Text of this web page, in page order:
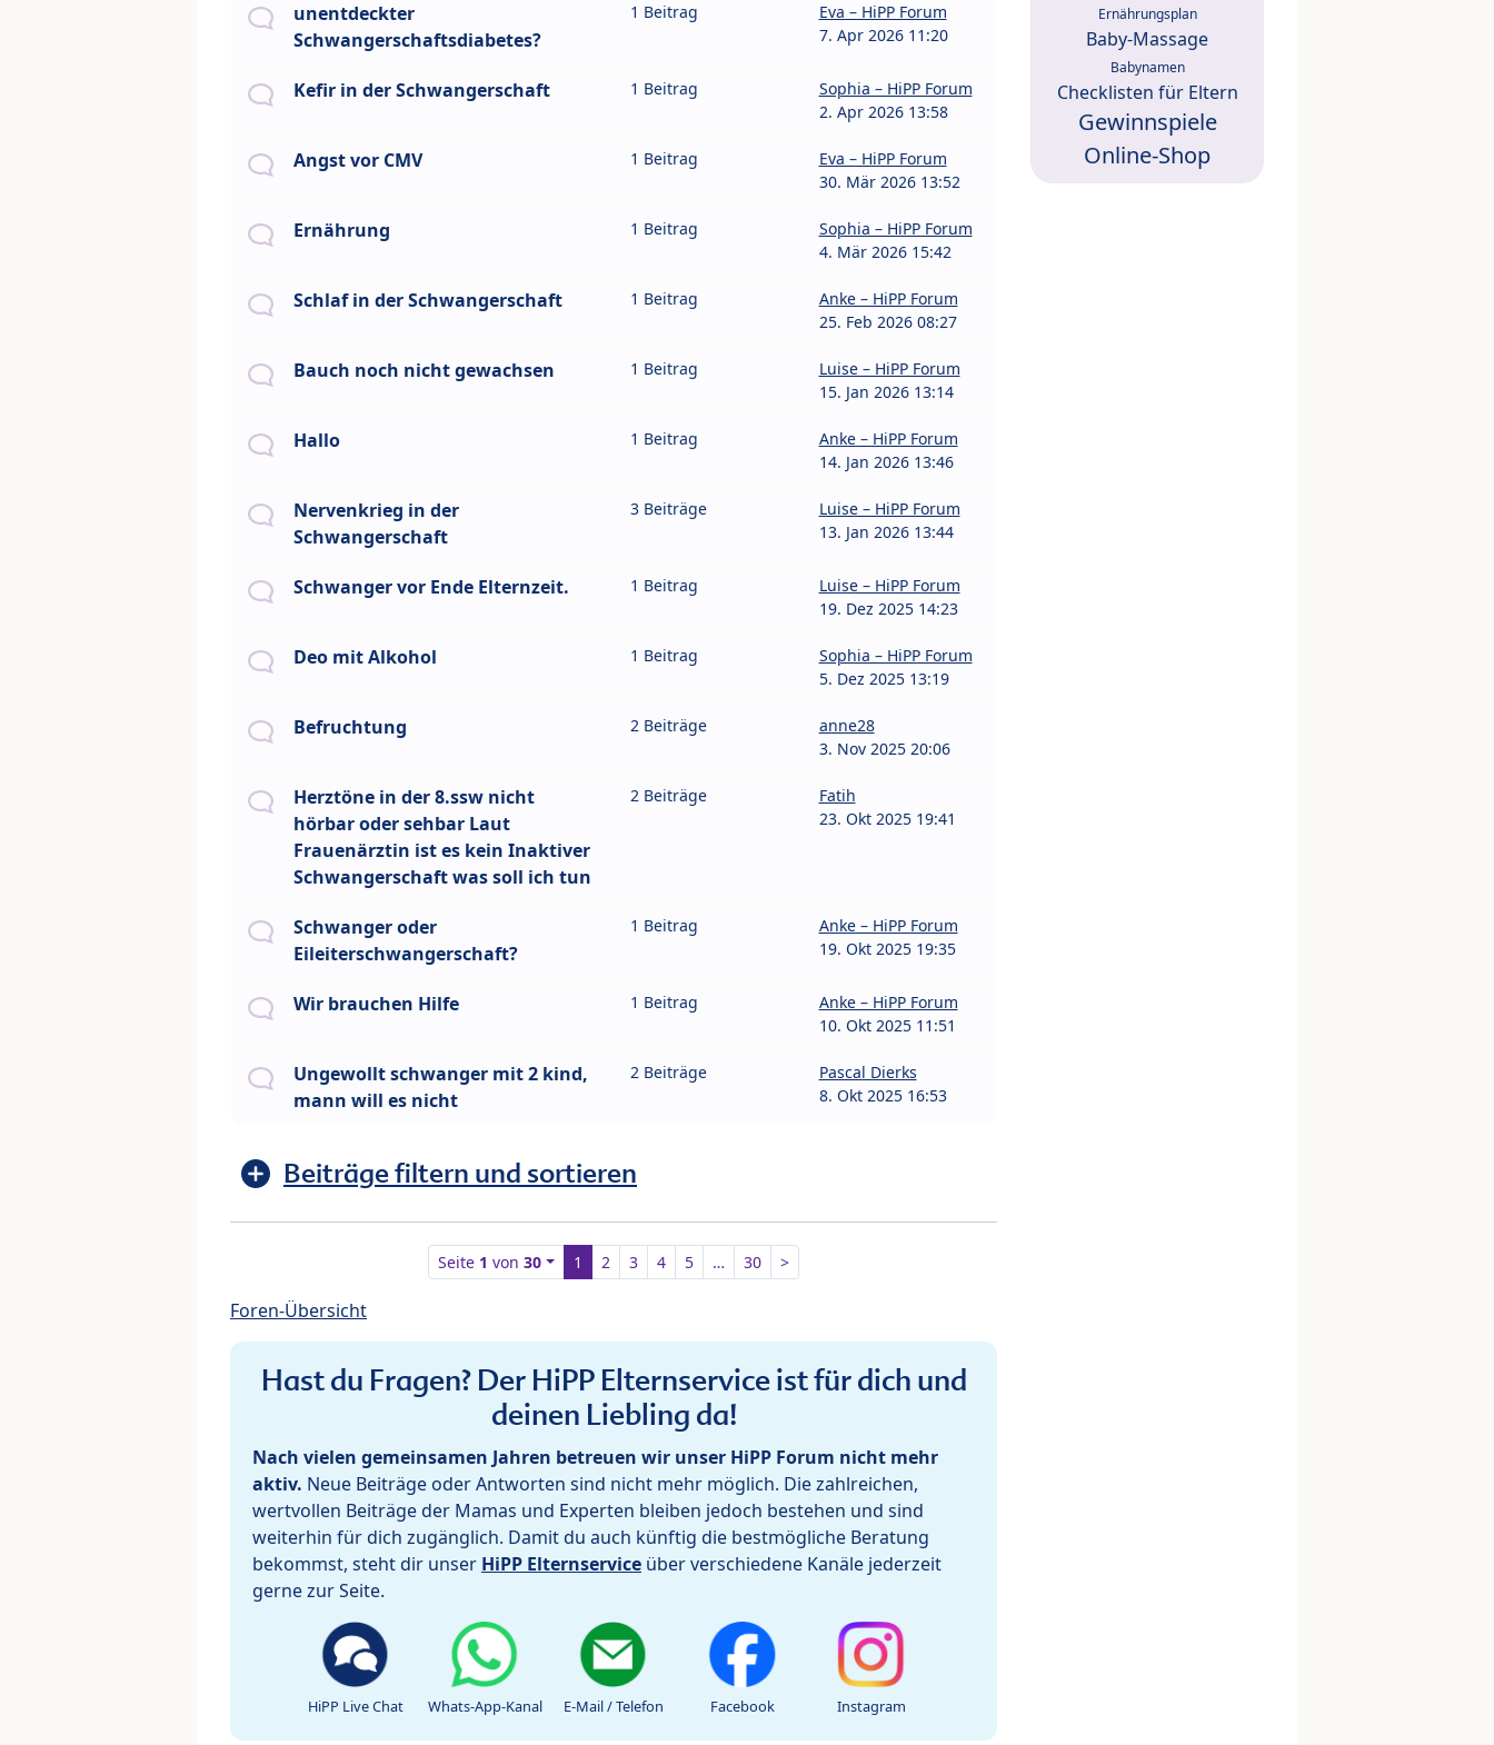
unentdeckter
Schwangerschaftsdiabetes?
1 Beitrag
Eva – HiPP Forum
7. Apr 2026 11:20
Kefir in der Schwangerschaft 1 Beitrag
Sophia – HiPP Forum
2. Apr 2026 13:58
Angst vor CMV 1 Beitrag
Eva – HiPP Forum
30. Mär 2026 13:52
Ernährung 1 Beitrag
Sophia – HiPP Forum
4. Mär 2026 15:42
Schlaf in der Schwangerschaft 1 Beitrag
Anke – HiPP Forum
25. Feb 2026 08:27
Bauch noch nicht gewachsen 1 Beitrag
Luise – HiPP Forum
15. Jan 2026 13:14
Hallo 1 Beitrag
Anke – HiPP Forum
14. Jan 2026 13:46
Nervenkrieg in der
Schwangerschaft
3 Beiträge
Luise – HiPP Forum
13. Jan 2026 13:44
Schwanger vor Ende Elternzeit. 1 Beitrag
Luise – HiPP Forum
19. Dez 2025 14:23
Deo mit Alkohol 1 Beitrag
Sophia – HiPP Forum
5. Dez 2025 13:19
Befruchtung 2 Beiträge
anne28
3. Nov 2025 20:06
Herztöne in der 8.ssw nicht
hörbar oder sehbar Laut
Frauenärztin ist es kein Inaktiver
Schwangerschaft was soll ich tun
2 Beiträge
Fatih
23. Okt 2025 19:41
Schwanger oder
Eileiterschwangerschaft?
1 Beitrag
Anke – HiPP Forum
19. Okt 2025 19:35
Wir brauchen Hilfe 1 Beitrag
Anke – HiPP Forum
10. Okt 2025 11:51
Ungewollt schwanger mit 2 kind,
mann will es nicht
2 Beiträge
Pascal Dierks
8. Okt 2025 16:53
Beiträge filtern und sortieren
Seite 1 von30 1 2 3 4 5 … 30 >
Foren-Übersicht
Hast du Fragen? Der HiPP Elternservice ist für dich und
deinen Liebling da!
Nach vielen gemeinsamen Jahren betreuen wir unser HiPP Forum nicht mehr
aktiv. Neue Beiträge oder Antworten sind nicht mehr möglich. Die zahlreichen,
wertvollen Beiträge der Mamas und Experten bleiben jedoch bestehen und sind
weiterhin für dich zugänglich. Damit du auch künftig die bestmögliche Beratung
bekommst, steht dir unser HiPP Elternservice über verschiedene Kanäle jederzeit
gerne zur Seite.
HiPP Live Chat Whats-App-Kanal E-Mail / Telefon Facebook Instagram
Ernährungsplan
Baby-Massage
Babynamen
Checklisten für Eltern
Gewinnspiele
Online-Shop